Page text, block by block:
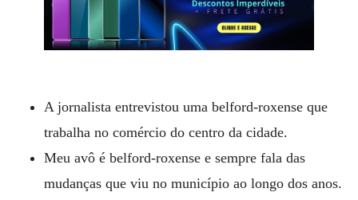
A jornalista entrevistou uma belford-roxense que
trabalha no comércio do centro da cidade.
Meu avô é belford-roxense e sempre fala das
mudanças que viu no município ao longo dos anos.